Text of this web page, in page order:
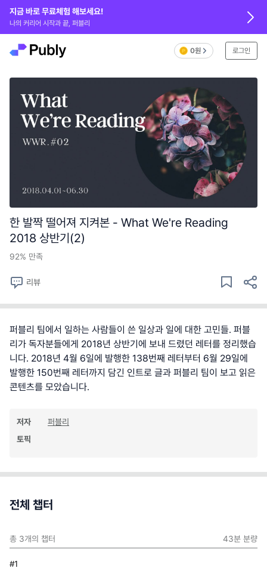
0원 로그인
지금 바로 무료체험 해보세요!
나의 커리어 시작과 끝, 퍼블리
한 발짝 떨어져 지켜본 - What We're Reading
2018 상반기(2)
92% 만족
리뷰
퍼블리 팀에서 일하는 사람들이 쓴 일상과 일에 대한 고민들. 퍼블
리가 독자분들에게 2018년 상반기에 보내 드렸던 레터를 정리했습
니다. 2018년 4월 6일에 발행한 138번째 레터부터 6월 29일에
발행한 150번째 레터까지 담긴 인트로 글과 퍼블리 팀이 보고 읽은
콘텐츠를 모았습니다.
저자
퍼블리
토픽
전체 챕터
총 3개의 챕터 43분 분량
#1